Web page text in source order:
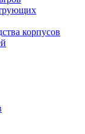
корпусов